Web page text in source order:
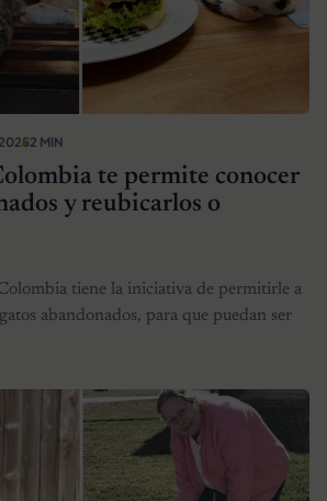
2 MIN
te permite conocer
y reubicarlos o
tiene la iniciativa de permitirle a
abandonados, para que puedan ser